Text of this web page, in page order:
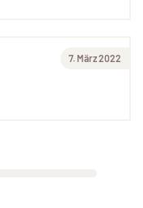
7. März 2022